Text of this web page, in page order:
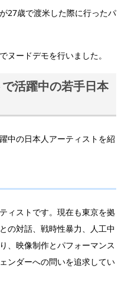
27歳で渡米した際に行ったパ
ヌードデモを行いました。
活躍中の若手日本
中の日本人アーティストを紹
ィストです。現在も東京を拠
の対話、戦時性暴力、人工中
、映像制作とパフォーマンス
ンダーへの問いを追求してい